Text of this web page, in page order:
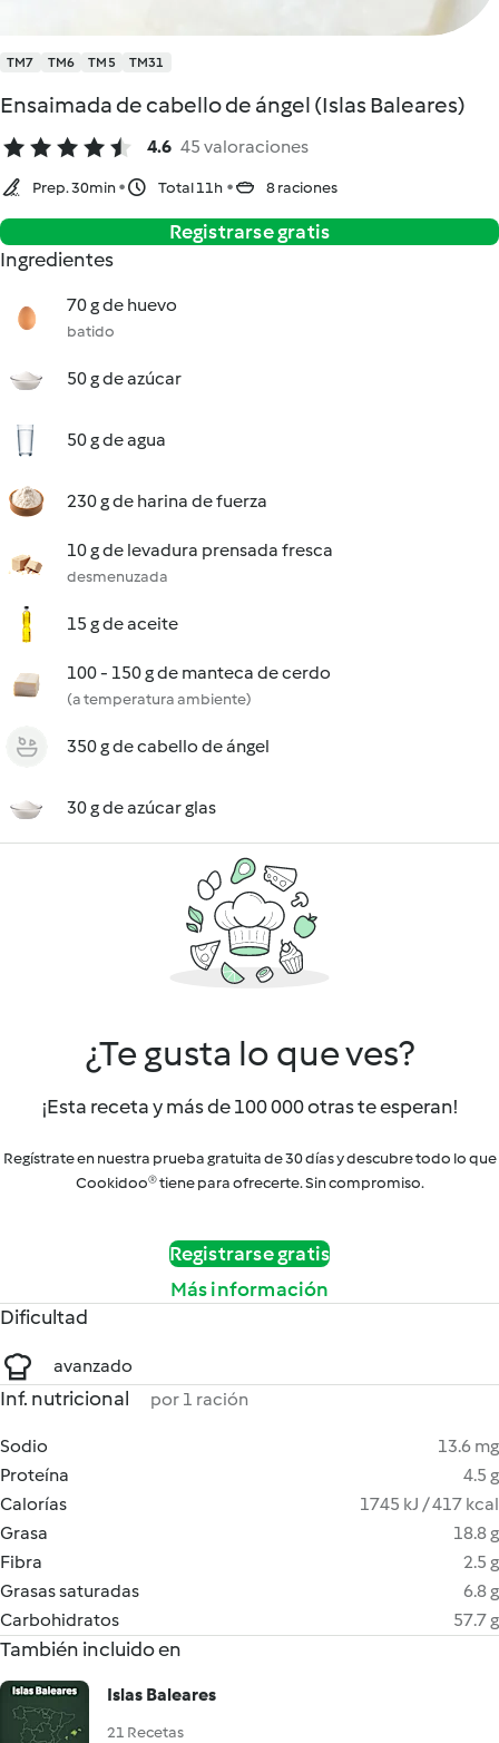
TM7 TM6 TM5 TM31
Ensaimada de cabello de ángel (Islas Baleares)
4.6 45 valoraciones
Prep. 30min Total 11h 8 raciones
Registrarse gratis
Ingredientes
70 g de huevo
batido
50 g de azúcar
50 g de agua
230 g de harina de fuerza
10 g de levadura prensada fresca
desmenuzada
15 g de aceite
100 - 150 g de manteca de cerdo
(a temperatura ambiente)
350 g de cabello de ángel
30 g de azúcar glas
¿Te gusta lo que ves?
¡Esta receta y más de 100 000 otras te esperan!
Regístrate en nuestra prueba gratuita de 30 días y descubre todo lo que
Cookidoo® tiene para ofrecerte. Sin compromiso.
Registrarse gratis
Más información
Dificultad
avanzado
Inf. nutricional por 1 ración
Sodio
13.6 mg
Proteína
4.5 g
Calorías
1745 kJ / 417 kcal
Grasa
18.8 g
Fibra
2.5 g
Grasas saturadas
6.8 g
Carbohidratos
57.7 g
También incluido en
Islas Baleares
21 Recetas